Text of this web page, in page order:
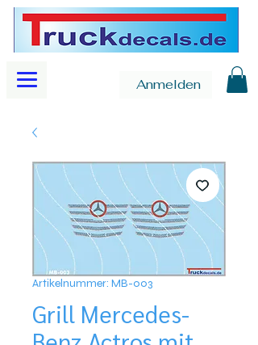
Anmelden
Artikelnummer: MB-003
Grill Mercedes-